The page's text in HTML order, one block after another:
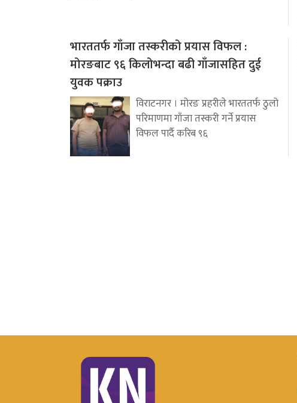
भारततर्फ गाँजा तस्करीको प्रयास विफल :
मोरङबाट ९६ किलोभन्दा बढी गाँजासहित दुई
युवक पक्राउ
विराटनगर । मोरङ प्रहरीले भारततर्फ ठुलो
परिमाणमा गाँजा तस्करी गर्ने प्रयास
विफल पार्दै करिब ९६